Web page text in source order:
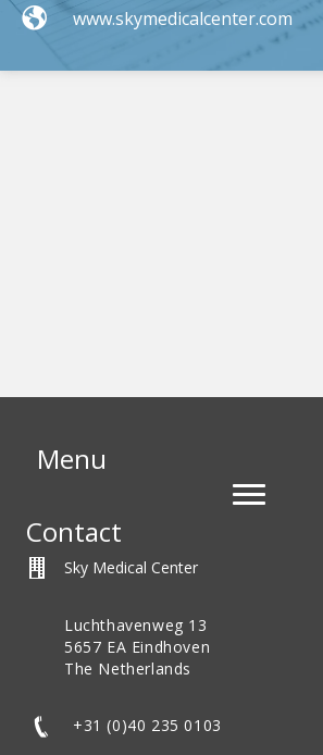
mail www.skymedicalcenter.com
Menu
Contact
Sky Medical Center
Luchthavenweg 13
5657 EA Eindhoven
The Netherlands
+31 (0)40 235 0103
+31 (0)40 235 0103